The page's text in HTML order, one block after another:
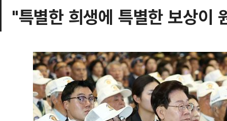
"특별한 희생에 특별한 보상이